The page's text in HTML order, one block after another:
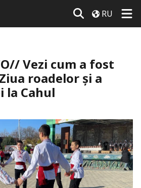
RU
Vezi cum a fost
roadelor și a
la Cahul